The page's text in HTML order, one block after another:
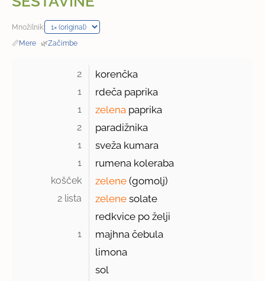
Množilnik:
📏Mere · 🌿Začimbe
2 korenčka
1 rdeča paprika
1 zelena paprika
2 paradižnika
1 sveža kumara
1 rumena koleraba
košček zelene (gomolj)
2 lista zelene solate
redkvice po želji
1
majhna čebula
limona
sol